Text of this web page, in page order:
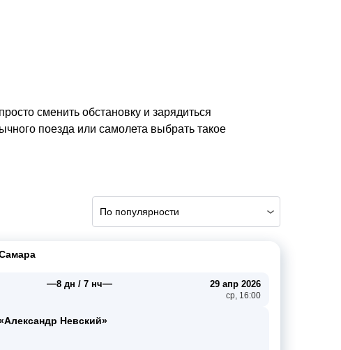
сменить обстановку и зарядиться
поезда или самолета выбрать такое
По популярности
—8 дн / 7 нч— 29 апр 2026
ср, 16:00
Невский»